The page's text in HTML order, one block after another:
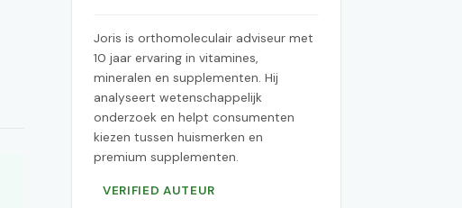
Joris is orthomoleculair adviseur met
10 jaar ervaring in vitamines,
mineralen en supplementen. Hij
analyseert wetenschappelijk
onderzoek en helpt consumenten
kiezen tussen huismerken en
premium supplementen.
VERIFIED AUTEUR